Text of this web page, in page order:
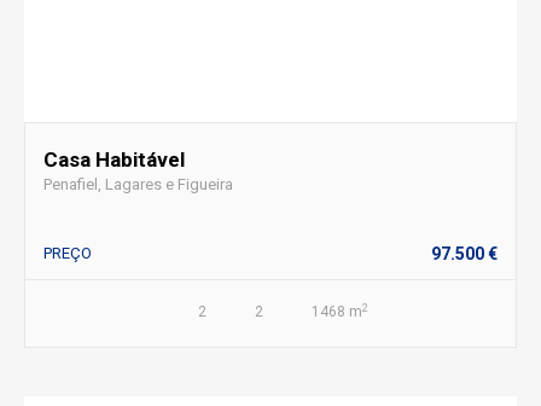
Casa Habitável
Penafiel, Lagares e Figueira
PREÇO 97.500 €
2 2 1468 m2